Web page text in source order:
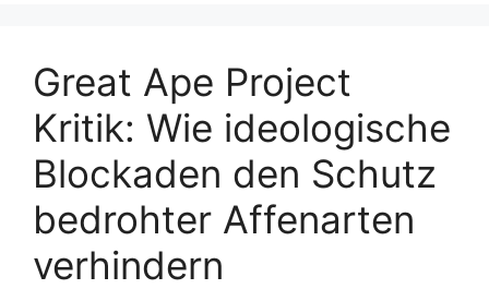
e
r
Great Ape Project
Kritik: Wie ideologische
Blockaden den Schutz
bedrohter Affenarten
verhindern